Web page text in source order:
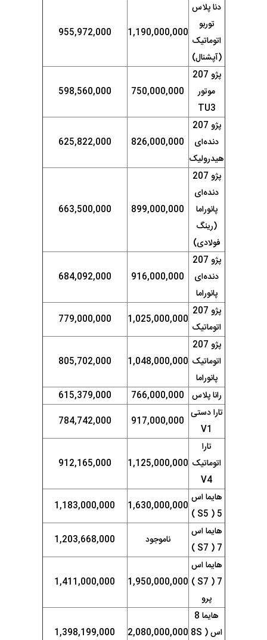
دنا پلاس
توربو
اتوماتیک
(آپشنال)
1,190,000,000
955,972,000
پژو 207
موتور
TU3
750,000,000
598,560,000
پژو 207
دنده‌ای
هیدرولیک
826,000,000
625,822,000
پژو 207
دنده‌ای
پانوراما
(رینگ
فولادی)
899,000,000
663,500,000
پژو 207
دنده‌ای
پانوراما
916,000,000
684,092,000
پژو 207
اتوماتیک
1,025,000,000
779,000,000
پژو 207
اتوماتیک
پانوراما
1,048,000,000
805,702,000
رانا پلاس 766,000,000
615,379,000
تارا دستی
V1
917,000,000
784,742,000
تارا
اتوماتیک
V4
1,125,000,000
912,165,000
هایما اس
5 ( S5 )
1,630,000,000
1,183,000,000
هایما اس
7 ( S7 )
ناموجود
1,203,668,000
هایما اس
7 ( S7 )
پرو
1,950,000,000
1,411,000,000
هایما 8
اس ( 8S 2,080,000,000
1,398,199,000